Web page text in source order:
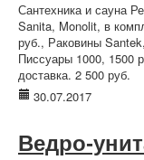
Сантехника и сауна
Sanita, Monolit, в
руб., Раковины
Писсуары 1000, 1500
доставка. 2 500 руб.
30.07.2017
Ведро-